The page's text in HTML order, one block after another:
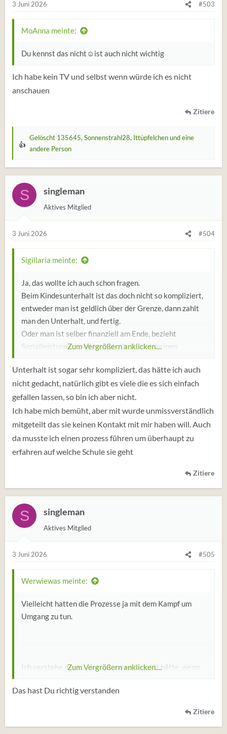
3 Juni 2026 #503
MoAnna meinte:
Du kennst das nicht☺️ist auch nicht wichtig
Ich habe kein TV und selbst wenn würde ich es nicht
anschauen
Zitiere
W
r
t
u
n
n
:
Gelöscht 135645, Sonnenstrahl28, Ittüpfelchenund eine
andere Person
S singleman
Aktives Mitglied
3 Juni 2026 #504
Sigillaria meinte:
Ja, das wollte ich auch schon fragen.
Beim Kindesunterhalt ist das doch nicht so kompliziert,
entweder man ist geldlich über der Grenze, dann zahlt
man den Unterhalt, und fertig.
Oder man ist selber finanziell am Ende, bezieht
Sozialleistungen, und kann deshalb auch keinen
Unterhalt zahlen.
Also warum dann gleich mehrere Prozesse@singleman
Und warum bemühst du dich nicht um Umgang mit
deiner Tochter?
Das finden viele Frauen nämlich auch unsympathisch,
wenn ein Mann sich nicht um das Kind aus einer
früheren Beziehung kümmert.
Zum Vergrößern anklicken....
Unterhalt ist sogar sehr kompliziert, das hätte ich auch
nicht gedacht, natürlich gibt es viele die es sich einfach
gefallen lassen, so bin ich aber nicht.
Ich habe mich bemüht, aber mit wurde unmissverständlich
mitgeteilt das sie keinen Kontakt mit mir haben will. Auch
da musste ich einen prozess führen um überhaupt zu
erfahren auf welche Schule sie geht
Zitiere
S singleman
Aktives Mitglied
3 Juni 2026 #505
Werwiewas meinte:
Vielleicht hatten die Prozesse ja mit dem Kampf um
Umgang zu tun.
Ich verstehe das so, dass er gerne bezahlt hätte, wenn
sie den Umgang nicht verhindert hätte.
Zum Vergrößern anklicken....
Das hast Du richtig verstanden
Zitiere